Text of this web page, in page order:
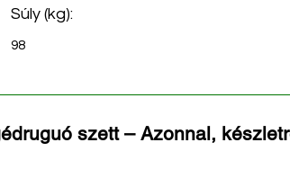
Súly (kg):
98
szett – Azonnal,